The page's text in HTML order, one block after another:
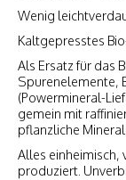
Wenig
Kaltgepresstes
Als Ersatz für das
Spurenelemente,
(Powermineral-
gemein mit
pflanzliche
Alles einheimisch,
produziert.